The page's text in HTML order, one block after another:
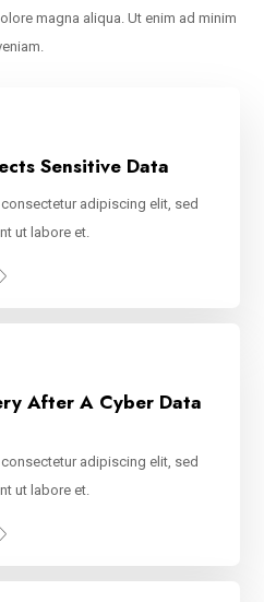
magna aliqua. Ut enim ad minim
Sensitive Data
adipiscing elit, sed
ut labore et.
After A Cyber Data
adipiscing elit, sed
ut labore et.